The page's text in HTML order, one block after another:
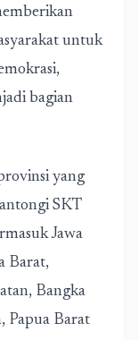
untuk
bagian
yang
SKT
Jawa
Barat,
Bangka
Papua Barat